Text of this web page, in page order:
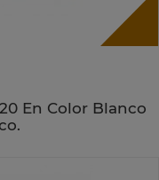
En Color Blanco